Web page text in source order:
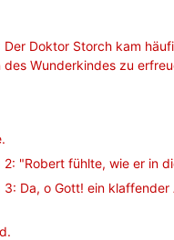
Der Doktor Storch kam
des Wunderkindes zu
"Robert fühlte, wie er in
3: Da, o Gott! ein